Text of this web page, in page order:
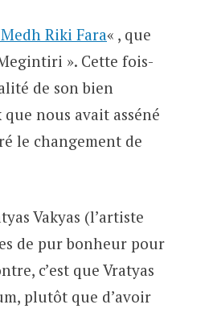
Riki Fara« , que
». Cette fois-
de son bien
nous avait asséné
le changement de
Vakyas (l’artiste
de pur bonheur pour
c’est que Vratyas
plutôt que d’avoir